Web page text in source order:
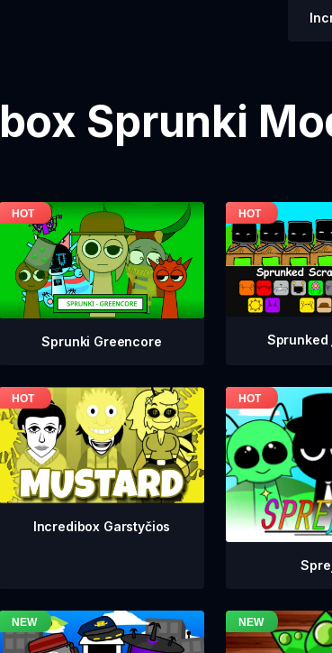
Sprunki
Sprunki Greencore Sprunked
Incredibox Garstyčios